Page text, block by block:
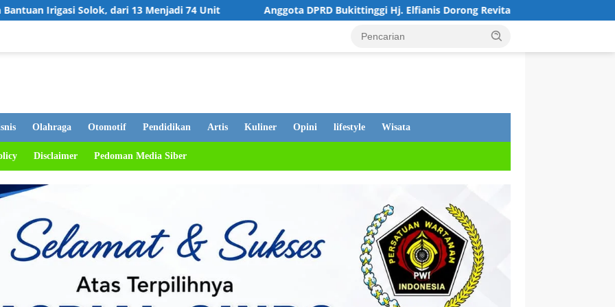
13 Menjadi 74 Unit Anggota DPRD Bukittinggi Hj. Elfianis Dorong Revitalisasi Sekolah dan Perjuangkan Pembebasan
Olahraga Otomotif Pendidikan Artis Kuliner Opini lifestyle Wisata
Disclaimer Pedoman Media Siber